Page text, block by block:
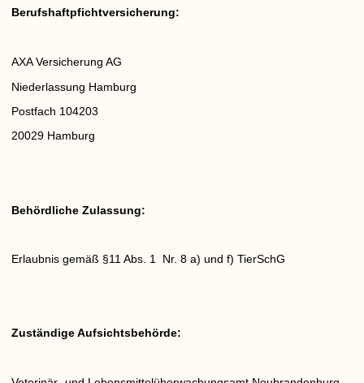
Berufshaftpfichtversicherung:
AXA Versicherung AG
Niederlassung Hamburg
Postfach 104203
20029 Hamburg
Behördliche Zulassung:
Erlaubnis gemäß §11 Abs. 1 Nr. 8 a) und f) TierSchG
Zuständige Aufsichtsbehörde: